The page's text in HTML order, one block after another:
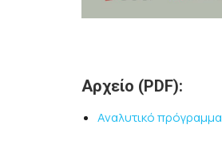
Αρχείο (PDF):
Αναλυτικό πρόγραμμα